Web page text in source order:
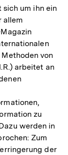
um ihn ein
allem
von
arbeitet an
zu
werden in
Zum
der